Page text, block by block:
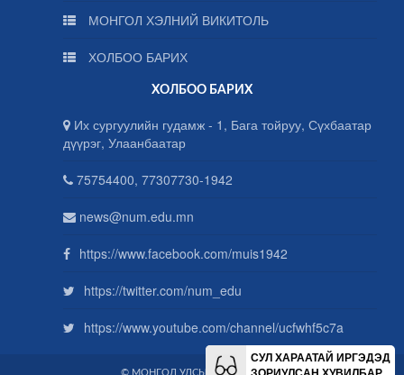
МОНГОЛ ХЭЛНИЙ ВИКИТОЛЬ
ХОЛБОО БАРИХ
ХОЛБОО БАРИХ
Их сургуулийн гудамж - 1, Бага тойруу, Сүхбаатар
дүүрэг, Улаанбаатар
75754400, 77307730-1942
news@num.edu.mn
https://www.facebook.com/muis1942
https://twitter.com/num_edu
https://www.youtube.com/channel/ucfwhf5c7a
© МОНГОЛ УЛСЫН ИХ СУРГУУЛЬ
СУЛ ХАРААТАЙ ИРГЭДЭД